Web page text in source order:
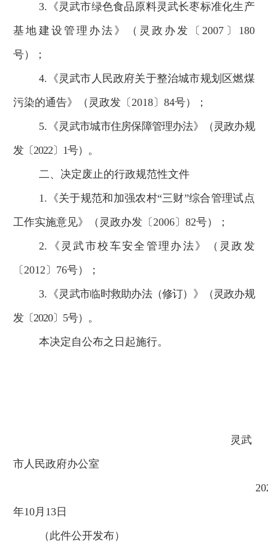
3. 《灵武市绿色食品原料灵武长枣标准化生产
基地建设管理办法》（灵政办发〔2007 〕 180
号）
；
4. 《灵武市人民政府关于整治城市规划区燃煤
污染的通告》（灵政发〔2018 〕84号）；
5. 《灵武市城市住房保障管理办法》（灵政办规
发〔2022 〕 1号） 。
二、决定废止的行政规范性文件
1. 《关于规范和加强农村“三财”综合管理试点
工作实施意见》（灵政办发〔2006 〕82号）；
2. 《灵武市校车安全管理办法》（灵政发
〔2012 〕 76号）
；
3. 《灵武市临时救助办法（修订）》（灵政办规
发〔2020〕 5号） 。
本决定自公布之日起施行。
灵武
市人民政府办公室
年10月 13 日
（此件公开发布）